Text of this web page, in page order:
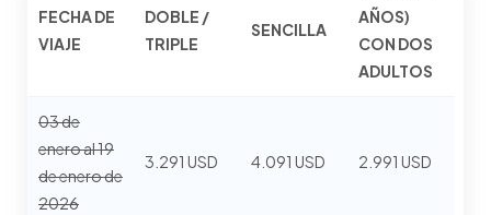
FECHA DE
VIAJE
DOBLE /
TRIPLE
SENCILLA
AÑOS)
CON DOS
ADULTOS
03 de
enero al 19
de enero de
2026
3.291 USD 4.091 USD 2.991 USD